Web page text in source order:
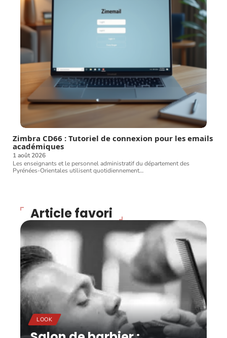
Zimbra CD66 : Tutoriel de connexion pour les emails
académiques
1 août 2026
Les enseignants et le personnel administratif du département des
Pyrénées-Orientales utilisent quotidiennement…
Article favori
LOOK